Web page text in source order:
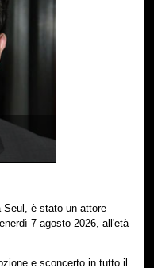
Seul, è stato un attore
7 agosto 2026, all'età
e sconcerto in tutto il